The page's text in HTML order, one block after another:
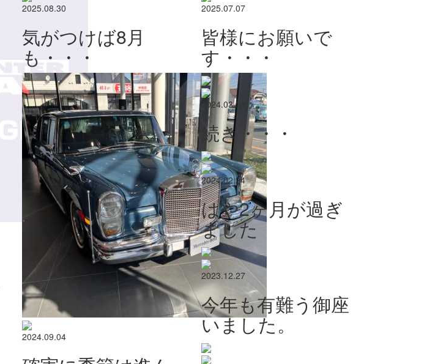
2025.08.30
気がつけば8月
も・・・
2025.07.07
皆様にお願いで
す・・・
2024.09.04
2024.03.04
続き・・・
2024.02.24
はや2ヶ月が過ぎ
ました
2023.12.27
今年も有難う御座
いました。